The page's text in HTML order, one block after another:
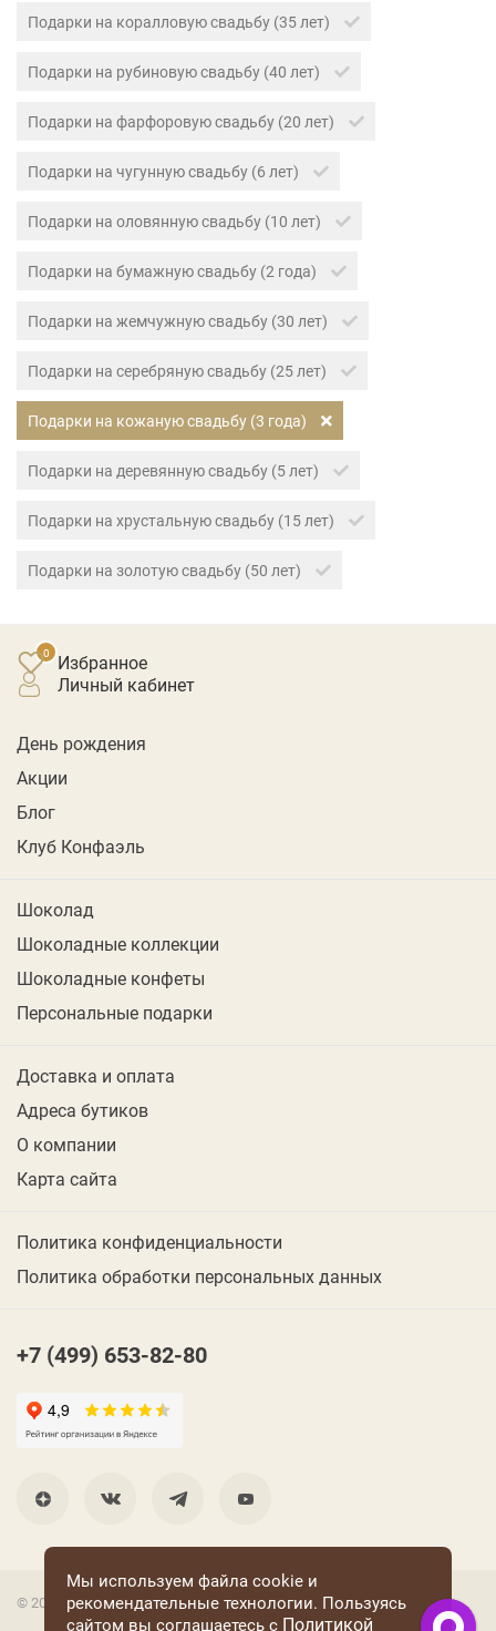
Подарки на коралловую свадьбу (35 лет)
Подарки на рубиновую свадьбу (40 лет)
Подарки на фарфоровую свадьбу (20 лет)
Подарки на чугунную свадьбу (6 лет)
Подарки на оловянную свадьбу (10 лет)
Подарки на бумажную свадьбу (2 года)
Подарки на жемчужную свадьбу (30 лет)
Подарки на серебряную свадьбу (25 лет)
Подарки на кожаную свадьбу (3 года)
Подарки на деревянную свадьбу (5 лет)
Подарки на хрустальную свадьбу (15 лет)
Подарки на золотую свадьбу (50 лет)
Избранное
личный кабинет
День рождения
Акции
Блог
Клуб Конфаэль
Шоколад
Шоколадные коллекции
Шоколадные конфеты
Персональные подарки
Доставка и оплата
Адреса бутиков
О компании
Карта сайта
Политика конфиденциальности
Политика обработки персональных данных
+7 (499) 653-82-80
© 2001 Группа компаний «Конфаэль»
Мы используем файла cookie и
рекомендательные технологии. Пользуясь
сайтом вы соглашаетесь с Политикой